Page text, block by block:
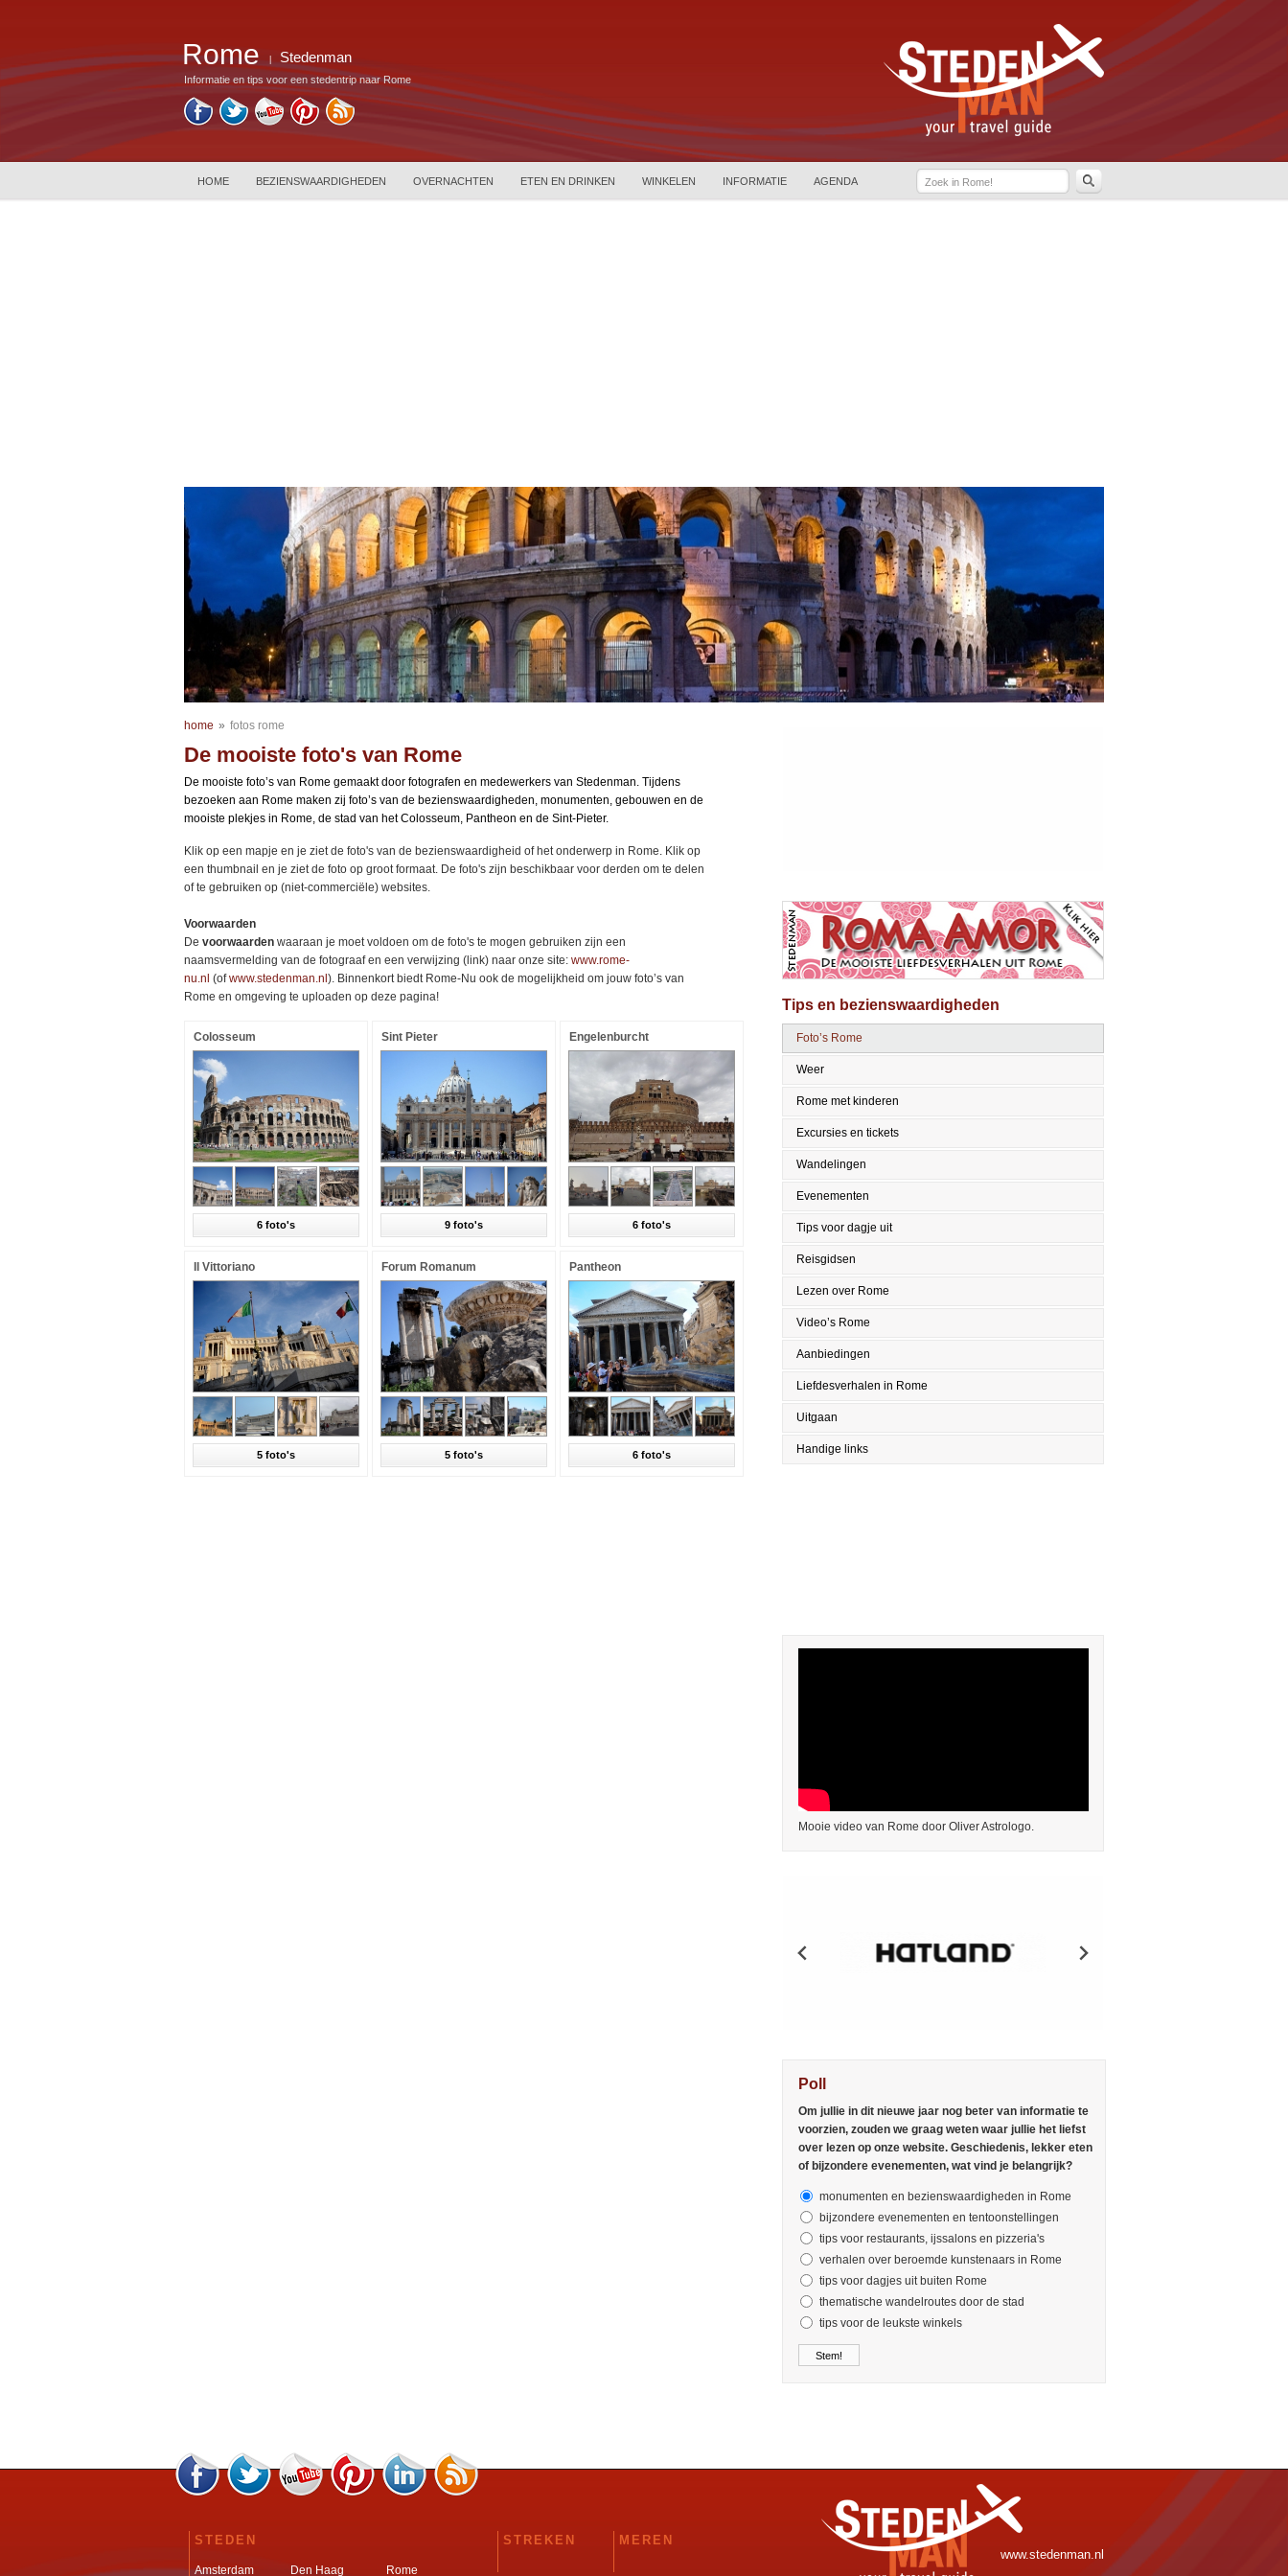
Rome Stedenman
Informatie en tips voor een stedentrip naar Rome
HOME BEZIENSWAARDIGHEDEN OVERNACHTEN ETEN EN DRINKEN WINKELEN INFORMATIE AGENDA
home » fotos rome
De mooiste foto's van Rome
De mooiste foto’s van Rome gemaakt door fotografen en medewerkers van Stedenman. Tijdens
bezoeken aan Rome maken zij foto’s van de bezienswaardigheden, monumenten, gebouwen en de
mooiste plekjes in Rome, de stad van het Colosseum, Pantheon en de Sint-Pieter.
Klik op een mapje en je ziet de foto's van de bezienswaardigheid of het onderwerp in Rome. Klik op
een thumbnail en je ziet de foto op groot formaat. De foto's zijn beschikbaar voor derden om te delen
of te gebruiken op (niet-commerciële) websites.
Voorwaarden
De voorwaarden waaraan je moet voldoen om de foto's te mogen gebruiken zijn een
naamsvermelding van de fotograaf en een verwijzing (link) naar onze site: www.rome-
nu.nl (ofwww.stedenman.nl ). Binnenkort biedt Rome-Nu ook de mogelijkheid om jouw foto’s van
Rome en omgeving te uploaden op deze pagina!
Colosseum
6 foto's
Sint Pieter
9 foto's
Engelenburcht
6 foto's
Il Vittoriano
5 foto's
Forum Romanum
5 foto's
Pantheon
6 foto's
Tips en bezienswaardigheden
Foto’s Rome
Weer
Rome met kinderen
Excursies en tickets
Wandelingen
Evenementen
Tips voor dagje uit
Reisgidsen
Lezen over Rome
Video’s Rome
Aanbiedingen
Liefdesverhalen in Rome
Uitgaan
Handige links
Mooie video van Rome door Oliver Astrologo.
Poll
Om jullie in dit nieuwe jaar nog beter van informatie te
voorzien, zouden we graag weten waar jullie het liefst
over lezen op onze website. Geschiedenis, lekker eten
of bijzondere evenementen, wat vind je belangrijk?
monumenten en bezienswaardigheden in Rome
bijzondere evenementen en tentoonstellingen
tips voor restaurants, ijssalons en pizzeria's
verhalen over beroemde kunstenaars in Rome
tips voor dagjes uit buiten Rome
thematische wandelroutes door de stad
tips voor de leukste winkels
STEDEN
Amsterdam Den Haag Rome
STREKEN
MEREN
www.stedenman.nl